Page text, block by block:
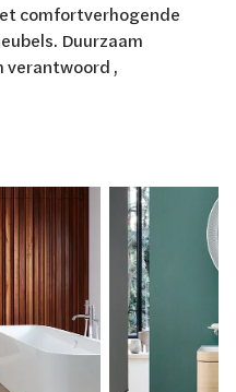
comfortverhogende
Duurzaam
verantwoord ,